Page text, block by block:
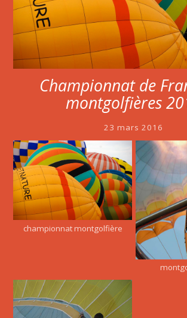
Championnat de
montgolfières
23 mars 2016
championnat montgolfière